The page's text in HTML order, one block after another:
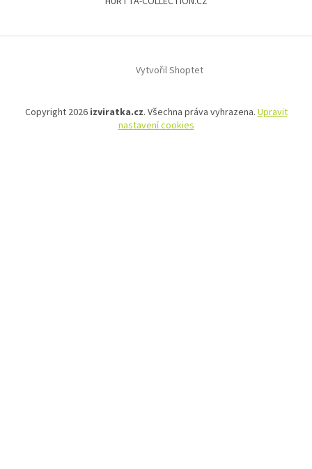
Vytvořil Shoptet
Copyright 2026 izviratka.cz. Všechna práva vyhrazena. Upravit
nastavení cookies